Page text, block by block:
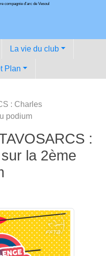
compagnie d'arc de Vesoul
La vie du club
Plan
: Charles
podium
:
la 2ème